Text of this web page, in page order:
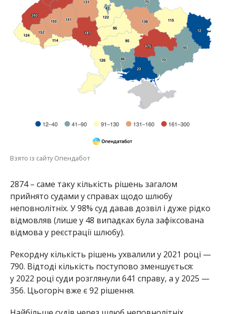
Взято із сайту Опендабот
2874 – саме таку кількість рішень загалом
прийнято судами у справах щодо шлюбу
неповнолітніх. У 98% суд давав дозвіл і дуже рідко
відмовляв (лише у 48 випадках була зафіксована
відмова у реєстрації шлюбу).
Рекордну кількість рішень ухвалили у 2021 році —
790. Відтоді кількість поступово зменшується:
у 2022 році суди розглянули 641 справу, а у 2025 —
356. Цьогоріч вже є 92 рішення.